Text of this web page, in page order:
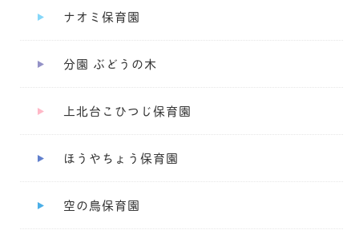
ナオミ保育園
分園 ぶどうの木
上北台こひつじ保育園
ほうやちょう保育園
空の鳥保育園